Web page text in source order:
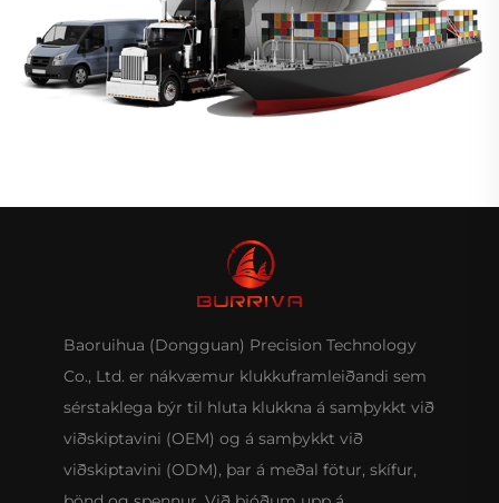
Baoruihua (Dongguan) Precision Technology
Co., Ltd. er nákvæmur klukkuframleiðandi sem
sérstaklega býr til hluta klukkna á samþykkt við
viðskiptavini (OEM) og á samþykkt við
viðskiptavini (ODM), þar á meðal fötur, skífur,